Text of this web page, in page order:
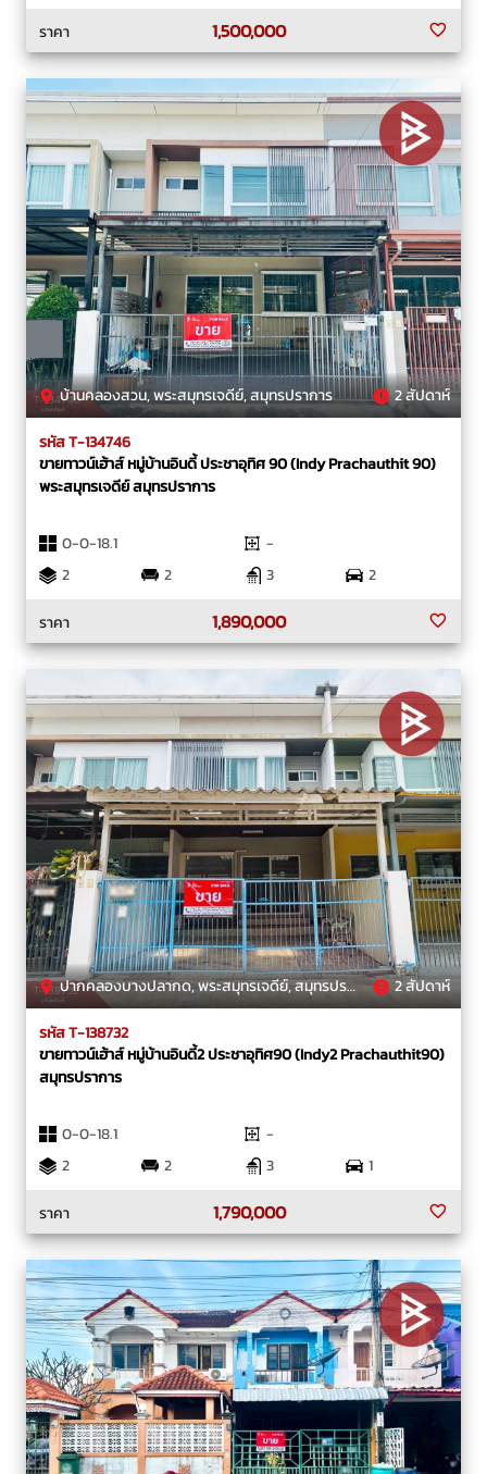
ราคา 1,500,000
บ้านคลองสวน, พระสมุทรเจดีย์, สมุทรปราการ 2 สัปดาห์
รหัส T-134746
ขายทาวน์เฮ้าส์ หมู่บ้านอินดี้ ประชาอุทิศ 90 (Indy Prachauthit 90)
พระสมุทรเจดีย์ สมุทรปราการ
0-0-18.1
-
2
2 3
2
ราคา
1,890,000
ปากคลองบางปลากด, พระสมุทรเจดีย์, สมุทรปราการ 2 สัปดาห์
รหัส T-138732
ขายทาวน์เฮ้าส์ หมู่บ้านอินดี้2 ประชาอุทิศ90 (Indy2 Prachauthit90)
สมุทรปราการ
0-0-18.1
-
2
2 3
1
ราคา
1,790,000